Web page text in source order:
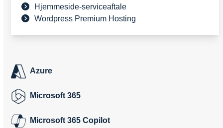
Hjemmeside-serviceaftale
Wordpress Premium Hosting
Azure
Microsoft 365
Microsoft 365 Copilot